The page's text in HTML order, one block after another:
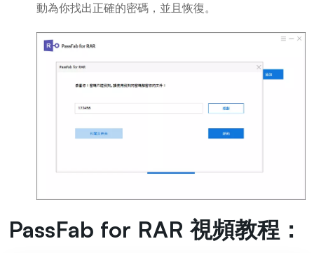
動為你找出正確的密碼，並且恢復。
PassFab for RAR 視頻教程：